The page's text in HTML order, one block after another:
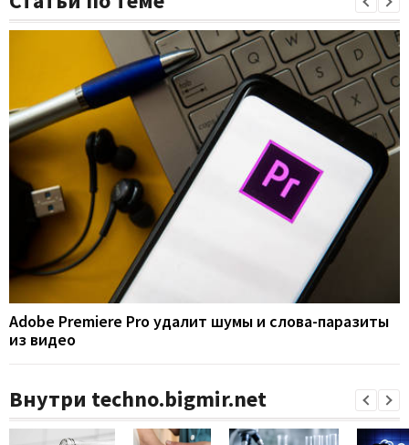
Adobe Premiere Pro удалит шумы и слова-паразиты
из видео
Внутри techno.bigmir.net